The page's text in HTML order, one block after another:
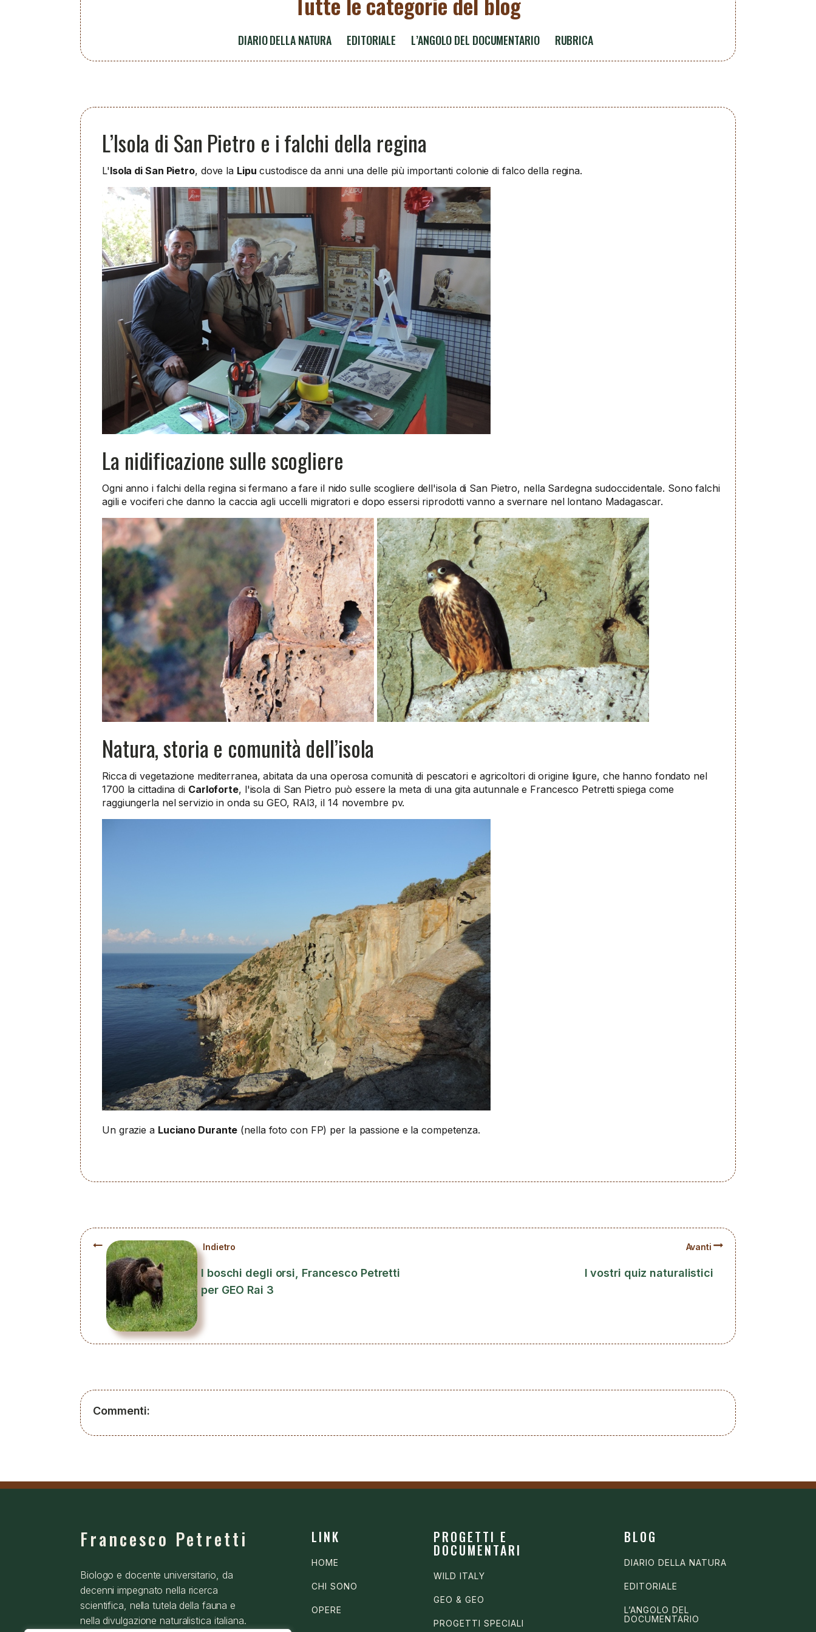
DIARIO DELLA NATURA EDITORIALE L’ANGOLO DEL DOCUMENTARIO RUBRICA
L’Isola di San Pietro e i falchi della regina
L'Isola di San Pietro, dove la Lipu custodisce da anni una delle più importanti colonie di falco della regina.
La nidificazione sulle scogliere
Ogni anno i falchi della regina si fermano a fare il nido sulle scogliere dell'isola di San Pietro, nella Sardegna sudoccidentale. Sono falchi
agili e vociferi che danno la caccia agli uccelli migratori e dopo essersi riprodotti vanno a svernare nel lontano Madagascar.
Natura, storia e comunità dell’isola
Ricca di vegetazione mediterranea, abitata da una operosa comunità di pescatori e agricoltori di origine ligure, che hanno fondato nel
1700 la cittadina di Carloforte, l'isola di San Pietro può essere la meta di una gita autunnale e Francesco Petretti spiega come
raggiungerla nel servizio in onda su GEO, RAI3, il 14 novembre pv.
Un grazie a Luciano Durante (nella foto con FP) per la passione e la competenza.
Indietro
I boschi degli orsi, Francesco Petretti
per GEO Rai 3
Avanti
I vostri quiz naturalistici
Commenti:
Francesco Petretti
Biologo e docente universitario, da
decenni impegnato nella ricerca
scientifica, nella tutela della fauna e
nella divulgazione naturalistica italiana.
LINK
HOME
CHI SONO
OPERE
PROGETTI E
DOCUMENTARI
WILD ITALY
GEO & GEO
PROGETTI SPECIALI
BLOG
DIARIO DELLA NATURA
EDITORIALE
L’ANGOLO DEL
DOCUMENTARIO